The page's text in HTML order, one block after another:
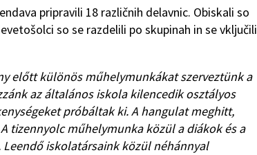
pripravili 18 različnih delavnic. Obiskali so
so se razdelili po skupinah in se vključili
előtt különös műhelymunkákat szerveztünk a
az általános iskola kilencedik osztályos
próbáltak ki. A hangulat meghitt,
tizennyolc műhelymunka közül a diákok és a
iskolatársaink közül néhánnyal